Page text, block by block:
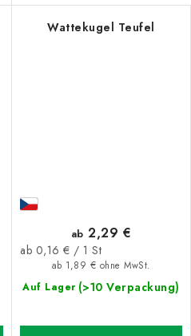
Wattekugel Teufel
Auf Lager (>10 Verpackung)
ab 1,89 € ohne MwSt.
ab 2,29 €
Verkaufspreis:
ab 0,16 € / 1 St